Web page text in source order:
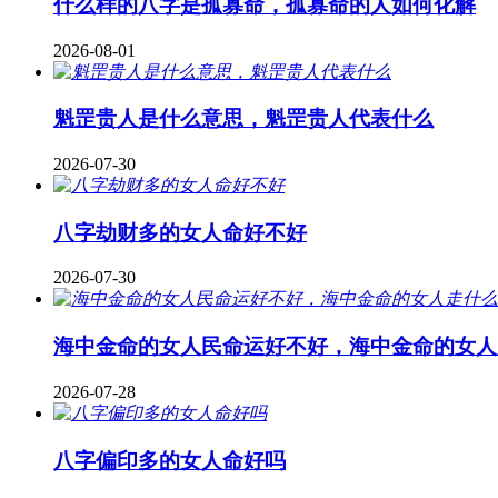
什么样的八字是孤寡命，孤寡命的人如何化解
2026-08-01
魁罡贵人是什么意思，魁罡贵人代表什么
2026-07-30
八字劫财多的女人命好不好
2026-07-30
海中金命的女人民命运好不好，海中金命的女
2026-07-28
八字偏印多的女人命好吗